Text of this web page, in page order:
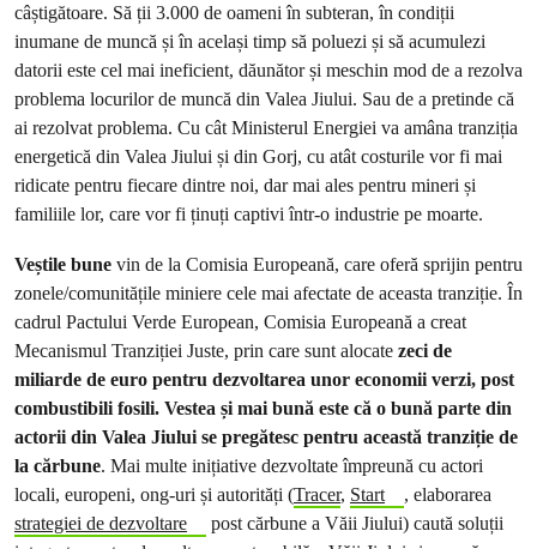
câștigătoare. Să ții 3.000 de oameni în subteran, în condiții
inumane de muncă și în același timp să poluezi și să acumulezi
datorii este cel mai ineficient, dăunător și meschin mod de a rezolva
problema locurilor de muncă din Valea Jiului. Sau de a pretinde că
ai rezolvat problema. Cu cât Ministerul Energiei va amâna tranziția
energetică din Valea Jiului și din Gorj, cu atât costurile vor fi mai
ridicate pentru fiecare dintre noi, dar mai ales pentru mineri și
familiile lor, care vor fi ținuți captivi într-o industrie pe moarte.
Veștile bune vin de la Comisia Europeană, care oferă sprijin pentru
zonele/comunitățile miniere cele mai afectate de aceasta tranziție. În
cadrul Pactului Verde European, Comisia Europeană a creat
Mecanismul Tranziției Juste, prin care sunt alocate zeci de
miliarde de euro pentru dezvoltarea unor economii verzi, post
combustibili fosili. Vestea și mai bună este că o bună parte din
actorii din Valea Jiului se pregătesc pentru această tranziție de
la cărbune. Mai multe inițiative dezvoltate împreună cu actori
locali, europeni, ong-uri și autorități (Tracer, Start
, elaborarea
strategiei de dezvoltare
post cărbune a Văii Jiului) caută soluții